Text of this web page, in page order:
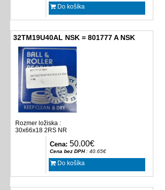
Do košíka
32TM19U40AL NSK = 801777 A NSK
Rozmer ložiska :
30x66x18 2RS NR
Cena: 50.00€
Cena bez DPH: 40.65€
Do košíka